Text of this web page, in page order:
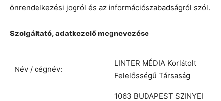
önrendelkezési jogról és az információszabadságról szól.
Szolgáltató, adatkezelő megnevezése
Név / cégnév:
LINTER MÉDIA Korlátolt
Felelősségű Társaság
1063 BUDAPEST SZINYEI